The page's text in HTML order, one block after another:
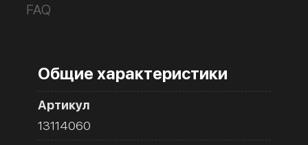
FAQ
Общие характеристики
Артикул
13114060